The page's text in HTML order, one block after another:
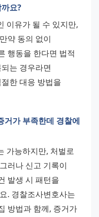
요?
이유가 될 수 있지만,
약 동의 없이
행동을 한다면 법적
는 경우라면
한 대응 방법을
거가 부족한데 경찰에
가능하지만, 처벌로
러나 신고 기록이
발생 시 패턴을
. 경찰조사변호사는
방법과 함께, 증거가